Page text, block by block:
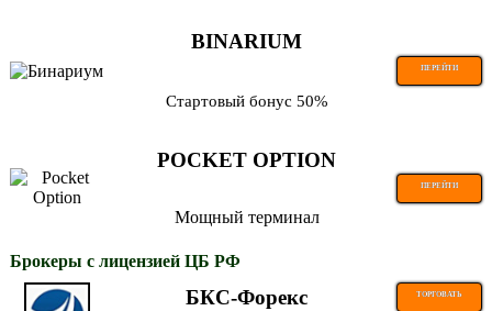
BINARIUM
ПЕРЕЙТИ
Стартовый бонус 50%
POCKET OPTION
ПЕРЕЙТИ
Мощный терминал
Брокеры с лицензией ЦБ РФ
БКС-Форекс ТОРГОВАТЬ